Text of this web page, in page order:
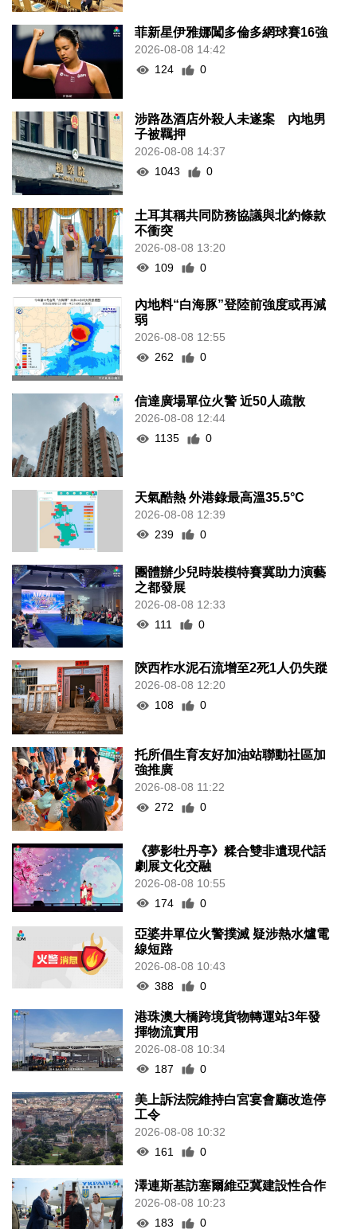
菲新星伊雅娜闖多倫多網球賽16強
2026-08-08 14:42
124
0
涉路氹酒店外殺人未遂案 內地男
子被羈押
2026-08-08 14:37
1043
0
土耳其稱共同防務協議與北約條款
不衝突
2026-08-08 13:20
109
0
內地料“白海豚”登陸前強度或再減
弱
2026-08-08 12:55
262
0
信達廣場單位火警 近50人疏散
2026-08-08 12:44
1135
0
天氣酷熱 外港錄最高溫35.5°C
2026-08-08 12:39
239
0
團體辦少兒時裝模特賽冀助力演藝
之都發展
2026-08-08 12:33
111
0
陝西柞水泥石流增至2死1人仍失蹤
2026-08-08 12:20
108
0
托所倡生育友好加油站聯動社區加
強推廣
2026-08-08 11:22
272
0
《夢影牡丹亭》糅合雙非遺現代話
劇展文化交融
2026-08-08 10:55
174
0
亞婆井單位火警撲滅 疑涉熱水爐電
線短路
2026-08-08 10:43
388
0
港珠澳大橋跨境貨物轉運站3年發
揮物流實用
2026-08-08 10:34
187
0
美上訴法院維持白宮宴會廳改造停
工令
2026-08-08 10:32
161
0
澤連斯基訪塞爾維亞冀建設性合作
2026-08-08 10:23
183
0